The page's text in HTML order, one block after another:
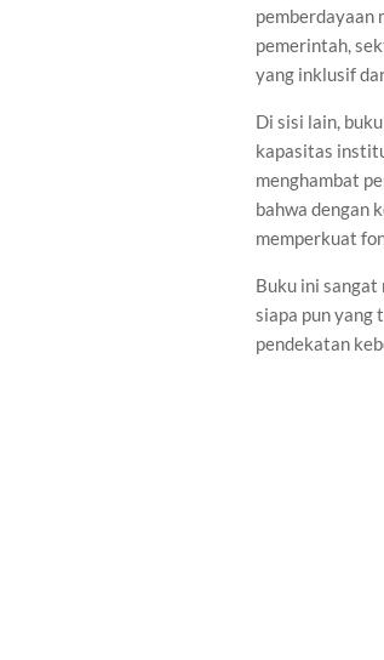
pemberdayaan
pemerintah,
yang inklusif
Di sisi lain,
kapasitas
menghambat
bahwa dengan
memperkuat
Buku ini
siapa pun yang
pendekatan